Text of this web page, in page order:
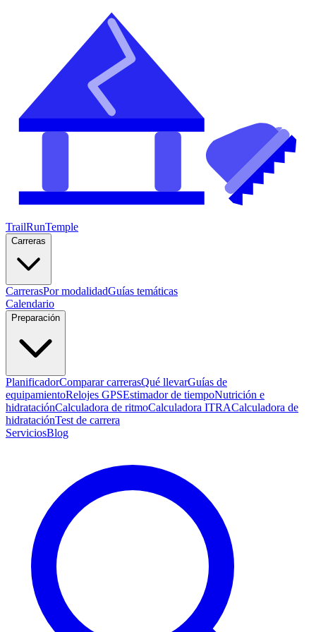
TrailRunTemple
Carreras
CarrerasPor modalidadGuías temáticas
Calendario
Preparación
PlanificadorComparar carrerasQué llevarGuías de
equipamientoRelojes GPSEstimador de tiempoNutrición e
hidrataciónCalculadora de ritmoCalculadora ITRACalculadora de
hidrataciónTest de carrera
ServiciosBlog